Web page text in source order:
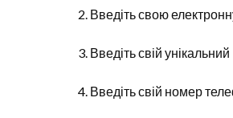
Введіть свою
Введіть свій
Введіть свій номер